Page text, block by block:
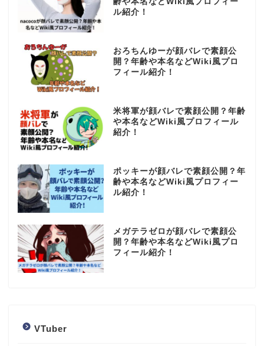
ル紹介！
おろちんゆーが顔バレで素顔公
開？年齢や本名などWiki風プロ
フィール紹介！
米将軍が顔バレで素顔公開？年齢
や本名などWiki風プロフィール
紹介！
ポッキーが顔バレで素顔公開？年
齢や本名などWiki風プロフィー
ル紹介！
メガテラゼロが顔バレで素顔公
開？年齢や本名などWiki風プロ
フィール紹介！
VTuber